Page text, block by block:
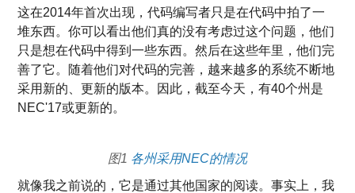
这在2014年首次出现，代码编写者只是在代码中拍了一
堆东西。你可以看出他们真的没有考虑过这个问题，他们
只是想在代码中得到一些东西。然后在这些年里，他们完
善了它。随着他们对代码的完善，越来越多的系统不断地
采用新的、更新的版本。因此，截至今天，有40个州是
NEC'17或更新的。
图1 各州采用NEC的情况
就像我之前说的，它是通过其他国家的阅读。事实上，我